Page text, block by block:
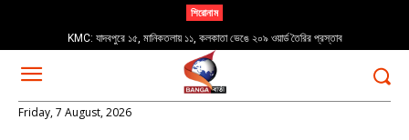
শিরোনাম
KMC: যাদবপুরে ১৫, মানিকতলায় ১১, কলকাতা ভেঙে ২০৯ ওয়ার্ড তৈরির প্রস্তাব
Thailand Footballer Death: থাইল্যান্ডে ফুটবল ম্যাচ চলাকালীন মর্মান্তিক বজ্রপাত; প্রাণ হারালেন
তরুণ ফুটবলার সাফওয়ান আওয়ে
Friday, 7 August, 2026